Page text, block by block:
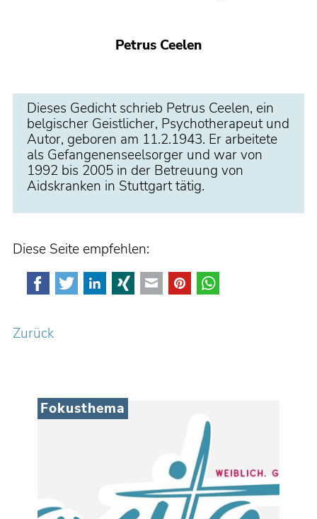
Petrus Ceelen
Dieses Gedicht schrieb Petrus Ceelen, ein
belgischer Geistlicher, Psychotherapeut und
Autor, geboren am 11.2.1943. Er arbeitete
als Gefangenenseelsorger und war von
1992 bis 2005 in der Betreuung von
Aidskranken in Stuttgart tätig.
Diese Seite empfehlen:
FacebookTwitterLinkedIn
Xing E-mailPinterest
Zurück
Fokusthema